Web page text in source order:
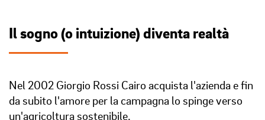
Il sogno (o intuizione) diventa realtà
Nel 2002 Giorgio Rossi Cairo acquista l'azienda e fin
da subito l'amore per la campagna lo spinge verso
un'agricoltura sostenibile.